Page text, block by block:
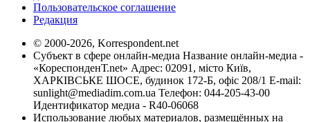
Пользовательское соглашение
Редакция
© 2000-2026, Korrespondent.net
Субъект в сфере онлайн-медиа Название онлайн-медиа -
«КореспонденТ.net» Адрес: 02091, місто Київ,
ХАРКІВСЬКЕ ШОСЕ, будинок 172-Б, офіс 208/1 E-mail:
sunlight@mediadim.com.ua Телефон: 044-205-43-00
Идентификатор медиа - R40-06068
Использование любых материалов, размещённых на